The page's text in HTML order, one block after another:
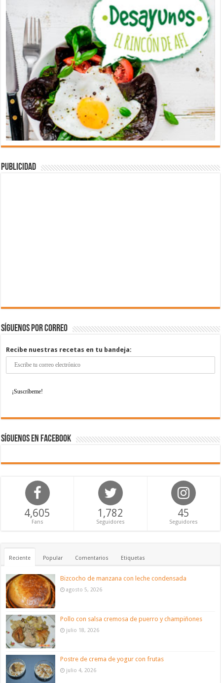
Publicidad
Síguenos por correo
Recibe nuestras recetas en tu bandeja:
Síguenos en Facebook
4,605
Fans
1,782
Seguidores
45
Seguidores
Reciente Popular Comentarios Etiquetas
Bizcocho de manzana con leche condensada
agosto 5, 2026
Pollo con salsa cremosa de puerro y champiñones
julio 18, 2026
Postre de crema de yogur con frutas
julio 4, 2026